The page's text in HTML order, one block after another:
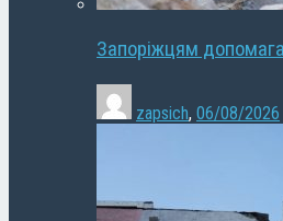
Запоріжцям
zapsich, 06/08/2026